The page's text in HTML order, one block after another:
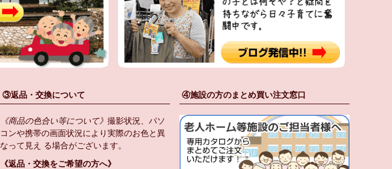
③返品・交換について
《商品の色合い等について》 撮影状況、パソ
コンや携帯の画面状況により実際のお色と異
なって見え る場合がございます。
《返品・交換をご希望の方へ》
④施設の方のまとめ買い注文窓口